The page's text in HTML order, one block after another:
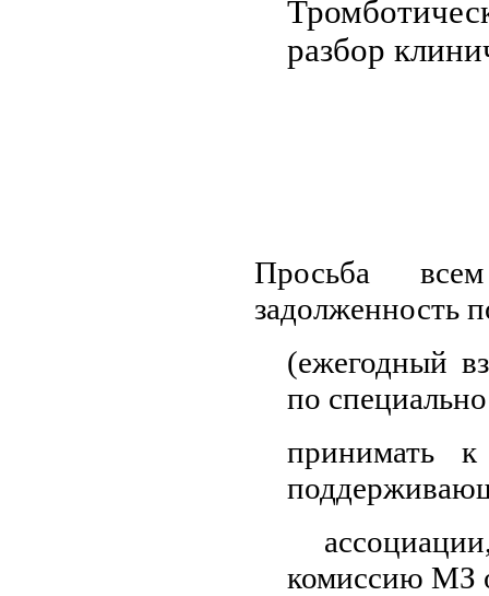
разбор
Просьба
задолженность
(ежегодный
по
принимать
комиссию МЗ